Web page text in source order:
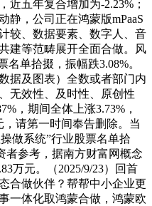
近五年复合增加为-2.23%；
静，公司正在鸿蒙版mPaaS
较、数据要素、数字人、音
建等范畴展开全面合做。风
名单拾掇，振幅跌3.08%。
据及图表）全数或者部门内
无效性、及时性、原创性
，期间全体上涨3.73%，
，请第一时间奉告删除。当
做系统”行业股票名单拾
者参考，据南方财富网概念
万元。（2025/9/23）回首
合做伙伴？帮帮中小企业更
一体化取鸿蒙合做，鸿蒙欧